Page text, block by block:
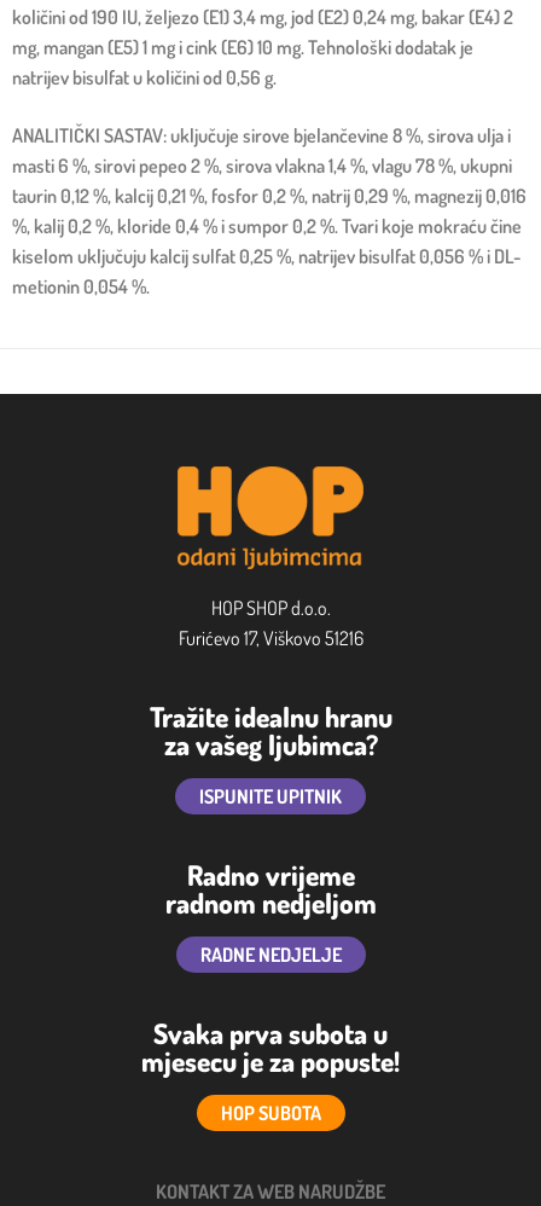
količini od 190 IU, željezo (E1) 3,4 mg, jod (E2) 0,24 mg, bakar (E4) 2
mg, mangan (E5) 1 mg i cink (E6) 10 mg. Tehnološki dodatak je
natrijev bisulfat u količini od 0,56 g.
ANALITIČKI SASTAV: uključuje sirove bjelančevine 8 %, sirova ulja i
masti 6 %, sirovi pepeo 2 %, sirova vlakna 1,4 %, vlagu 78 %, ukupni
taurin 0,12 %, kalcij 0,21 %, fosfor 0,2 %, natrij 0,29 %, magnezij 0,016
%, kalij 0,2 %, kloride 0,4 % i sumpor 0,2 %. Tvari koje mokraću čine
kiselom uključuju kalcij sulfat 0,25 %, natrijev bisulfat 0,056 % i DL-
metionin 0,054 %.
HOP SHOP d.o.o.
Furićevo 17, Viškovo 51216
Tražite idealnu hranu
za vašeg ljubimca?
ISPUNITE UPITNIK
Radno vrijeme
radnom nedjeljom
RADNE NEDJELJE
Svaka prva subota u
mjesecu je za popuste!
HOP SUBOTA
KONTAKT ZA WEB NARUDŽBE